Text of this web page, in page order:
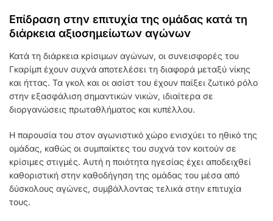
Επίδραση στην επιτυχία της ομάδας κατά τη
διάρκεια αξιοσημείωτων αγώνων
Κατά τη διάρκεια κρίσιμων αγώνων, οι συνεισφορές του
Γκαρίμπ έχουν συχνά αποτελέσει τη διαφορά μεταξύ νίκης
και ήττας. Τα γκολ και οι ασίστ του έχουν παίξει ζωτικό ρόλο
στην εξασφάλιση σημαντικών νικών, ιδιαίτερα σε
διοργανώσεις πρωταθλήματος και κυπέλλου.
Η παρουσία του στον αγωνιστικό χώρο ενισχύει το ηθικό της
ομάδας, καθώς οι συμπαίκτες του συχνά τον κοιτούν σε
κρίσιμες στιγμές. Αυτή η ποιότητα ηγεσίας έχει αποδειχθεί
καθοριστική στην καθοδήγηση της ομάδας του μέσα από
δύσκολους αγώνες, συμβάλλοντας τελικά στην επιτυχία
τους.